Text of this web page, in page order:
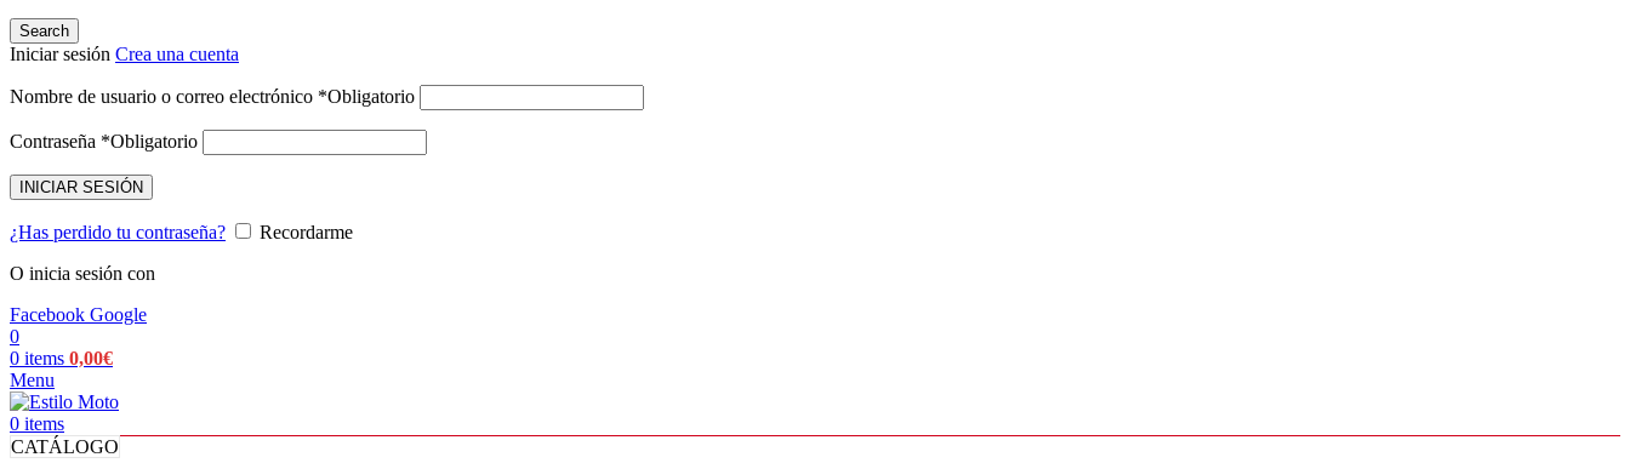
Search
Iniciar sesión Crea una cuenta
Nombre de usuario o correo electrónico *Obligatorio
Contraseña *Obligatorio
INICIAR SESIÓN
¿Has perdido tu contraseña?
Recordarme
O inicia sesión con
Facebook Google
0
0 items 0,00€
Menu
0 items
CATÁLOGO